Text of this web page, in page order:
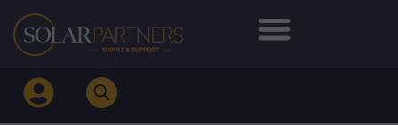
Hoppa
innehåll